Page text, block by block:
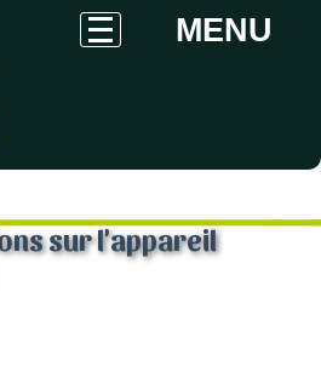
MENU
sur l'appareil